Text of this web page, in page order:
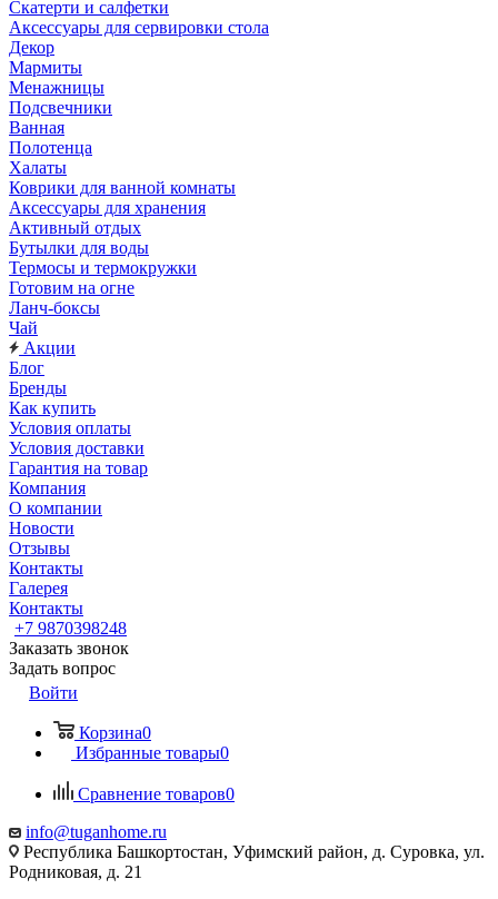
Скатерти и салфетки
Аксессуары для сервировки стола
Декор
Мармиты
Менажницы
Подсвечники
Ванная
Полотенца
Халаты
Коврики для ванной комнаты
Аксессуары для хранения
Активный отдых
Бутылки для воды
Термосы и термокружки
Готовим на огне
Ланч-боксы
Чай
Акции
Блог
Бренды
Как купить
Условия оплаты
Условия доставки
Гарантия на товар
Компания
О компании
Новости
Отзывы
Контакты
Галерея
Контакты
+7 9870398248
Заказать звонок
Задать вопрос
Войти
Корзина0
Избранные товары0
Сравнение товаров0
info@tuganhome.ru
Республика Башкортостан, Уфимский район, д. Суровка, ул.
Родниковая, д. 21